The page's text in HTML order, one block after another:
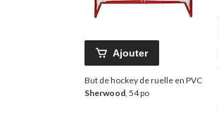
Ajouter
But de hockey de ruelle en PVC
Sherwood , 54 po